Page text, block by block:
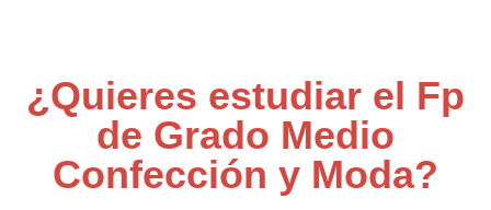
¿Quieres estudiar el Fp
de Grado Medio
Confección y Moda?